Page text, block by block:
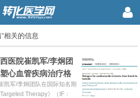
相关的信息
医院崔凯军/李炯团
心血管疾病治疗格
辑的五大突破
凯军/李炯团队在国际知名期
Therapy》（IF：